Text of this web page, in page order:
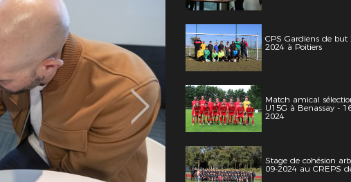
CPS Gardiens de but
2024 à Poitiers
Match amical
U15G à Benassay -
2024
Stage de cohésion
09-2024 au CREPS